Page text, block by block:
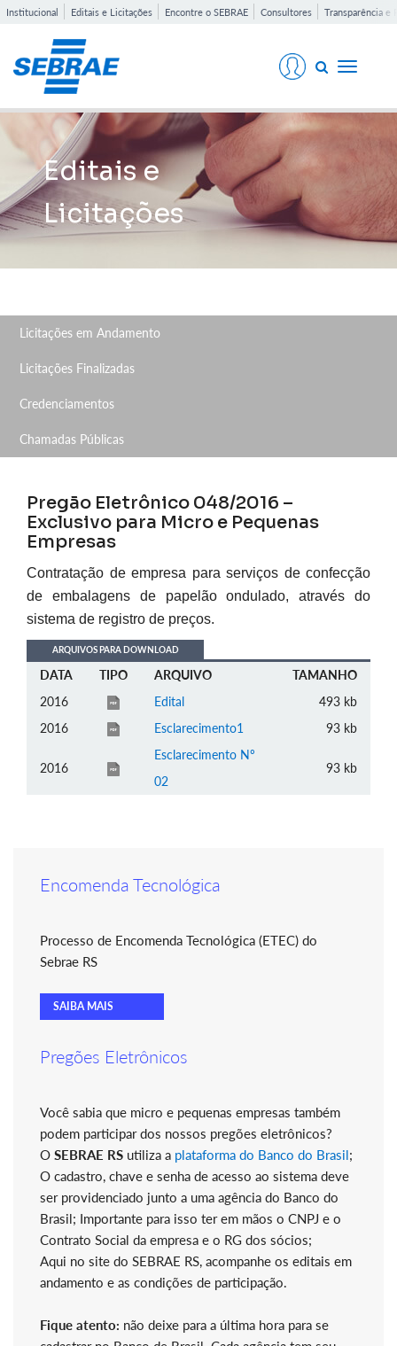
Institucional Editais e Licitações Encontre o SEBRAE Consultores Transparência e
Toggle
Editais e
Licitações
Licitações em Andamento
Licitações Finalizadas
Credenciamentos
Chamadas Públicas
Pregão Eletrônico 048/2016 –
Exclusivo para Micro e Pequenas
Empresas
Contratação de empresa para serviços de confecção
de embalagens de papelão ondulado,
através do
sistema de registro de preços.
ARQUIVOS PARA DOWNLOAD
DATA TIPO ARQUIVO
TAMANHO
2016
Edital
493 kb
2016
Esclarecimento1 93 kb
2016
Esclarecimento Nº
02
93 kb
Encomenda Tecnológica
Processo de Encomenda Tecnológica (ETEC) do
Sebrae RS
SAIBA MAIS
Pregões Eletrônicos
Você sabia que micro e pequenas empresas também
podem participar dos nossos pregões eletrônicos?
O SEBRAE RS utiliza a plataforma do Banco do Brasil;
O cadastro, chave e senha de acesso ao sistema deve
ser providenciado junto a uma agência do Banco do
Brasil; Importante para isso ter em mãos o CNPJ e o
Contrato Social da empresa e o RG dos sócios;
Aqui no site do SEBRAE RS, acompanhe os editais em
andamento e as condições de participação.
Fique atento: não deixe para a última hora para se